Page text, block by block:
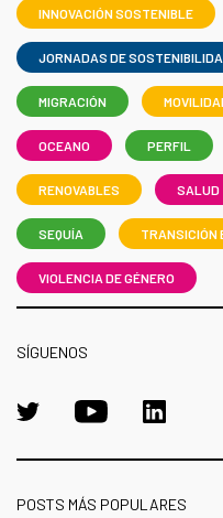
INNOVACIÓN SOSTENIBLE
JORNADAS DE
MIGRACIÓN
OCEANO PERFIL
RENOVABLES SALUD
SEQUÍA TRANSICIÓN
VIOLENCIA DE GÉNERO
SÍGUENOS
POSTS MÁS POPULARES